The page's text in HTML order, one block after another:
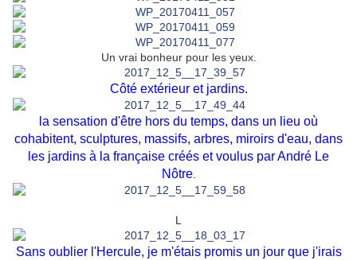
Un vrai bonheur pour les yeux.
Côté extérieur et jardins.
la sensation d'être hors du temps, dans un lieu où
cohabitent, sculptures, massifs, arbres, miroirs d'eau, dans
les jardins à la française créés et voulus par André Le
Nôtre.
L
Sans oublier l'Hercule, je m'étais promis un jour que j'irais